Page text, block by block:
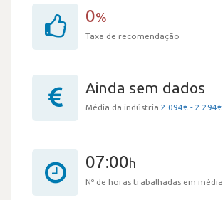
0%
Taxa de recomendação
Ainda sem dados
Média da indústria 2.094€ - 2.294€
07:00h
Nº de horas trabalhadas em média